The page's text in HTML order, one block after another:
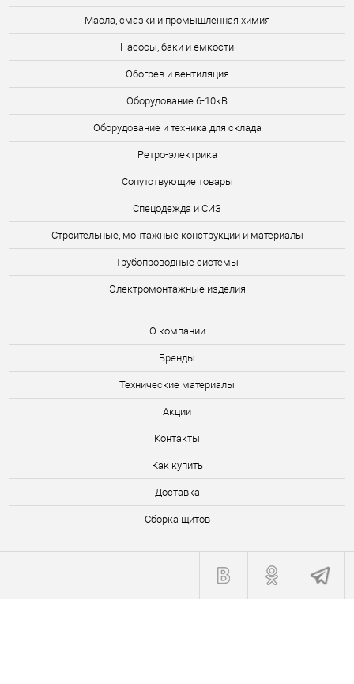
Масла, смазки и промышленная химия
Насосы, баки и емкости
Обогрев и вентиляция
Оборудование 6-10кВ
Оборудование и техника для склада
Ретро-электрика
Сопутствующие товары
Спецодежда и СИЗ
Строительные, монтажные конструкции и материалы
Трубопроводные системы
Электромонтажные изделия
О компании
Бренды
Технические материалы
Акции
Контакты
Как купить
Доставка
Сборка щитов